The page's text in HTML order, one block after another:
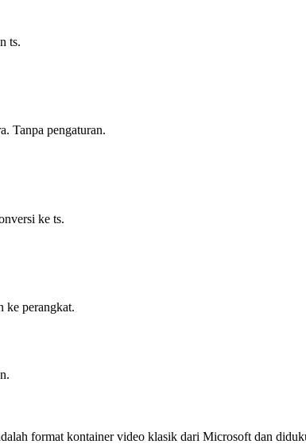
ts.
Tanpa pengaturan.
ke ts.
ke perangkat.
format kontainer video klasik dari Microsoft dan